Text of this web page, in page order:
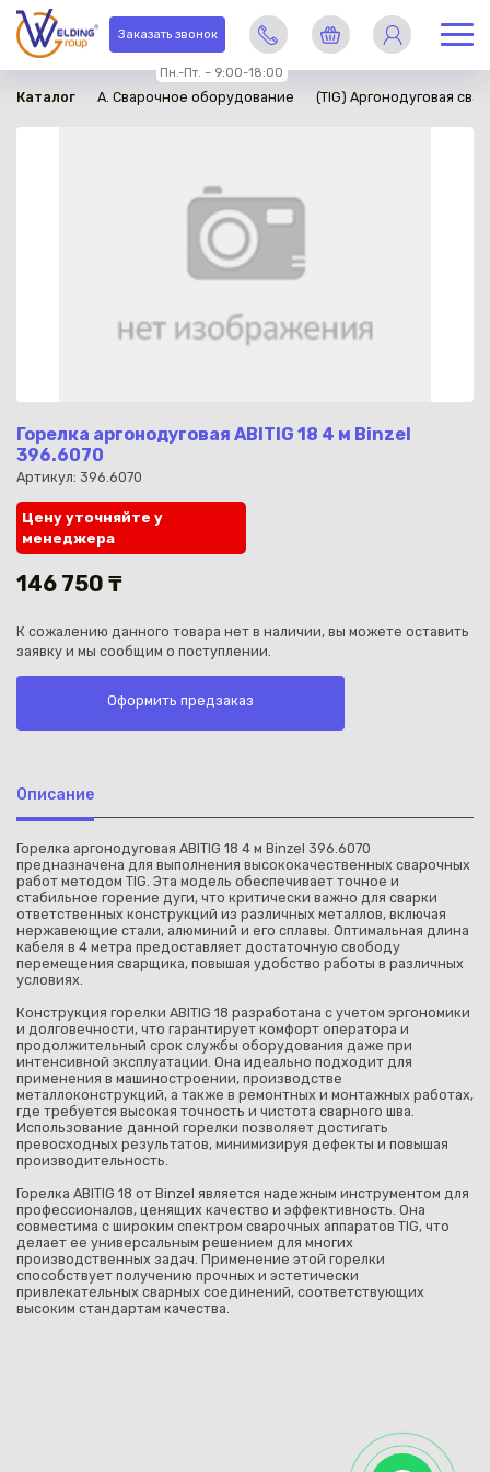
Заказать звонок
Пн.-Пт. – 9:00-18:00
Каз
Каталог A. Сварочное оборудование (TIG) Аргонодуговая
Горелка аргонодуговая ABITIG 18 4 м Binzel
396.6070
Артикул: 396.6070
в наличии
Цену уточняйте у
менеджера
146 750 ₸
К сожалению данного товара нет в наличии, вы можете оставить
заявку и мы сообщим о поступлении.
Оформить предзаказ
Описание
Горелка аргонодуговая ABITIG 18 4 м Binzel 396.6070
предназначена для выполнения высококачественных сварочных
работ методом TIG. Эта модель обеспечивает точное и
стабильное горение дуги, что критически важно для сварки
ответственных конструкций из различных металлов, включая
нержавеющие стали, алюминий и его сплавы. Оптимальная длина
кабеля в 4 метра предоставляет достаточную свободу
перемещения сварщика, повышая удобство работы в различных
условиях.
Конструкция горелки ABITIG 18 разработана с учетом эргономики
и долговечности, что гарантирует комфорт оператора и
продолжительный срок службы оборудования даже при
интенсивной эксплуатации. Она идеально подходит для
применения в машиностроении, производстве
металлоконструкций, а также в ремонтных и монтажных работах,
где требуется высокая точность и чистота сварного шва.
Использование данной горелки позволяет достигать
превосходных результатов, минимизируя дефекты и повышая
производительность.
Горелка ABITIG 18 от Binzel является надежным инструментом для
профессионалов, ценящих качество и эффективность. Она
совместима с широким спектром сварочных аппаратов TIG, что
делает ее универсальным решением для многих
производственных задач. Применение этой горелки
способствует получению прочных и эстетически
привлекательных сварных соединений, соответствующих
высоким стандартам качества.